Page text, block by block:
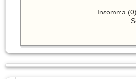
Insomma